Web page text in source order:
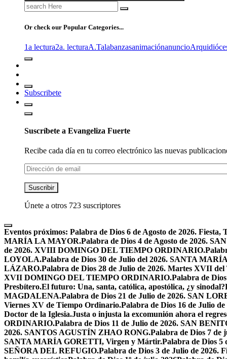
Search
for:
Or check our Popular Categories...
1a lectura2a. lecturaA.Talabanzasanimaciónanuncio
Subscribete
Suscríbete a Evangeliza Fuerte
Recibe cada día en tu correo electrónico las nuevas
Dirección
de
email
Suscribir
Únete a otros 723 suscriptores
Eventos próximos: Palabra de Dios 6 de Agosto de 2026.
MARÍA LA MAYOR.Palabra de Dios 4 de Agosto de 2026.
de 2026. XVIII DOMINGO DEL TIEMPO ORDINARIO.
LOYOLA.Palabra de Dios 30 de Julio del 2026. SANTA
LÁZARO.Palabra de Dios 28 de Julio de 2026. Martes XVII
XVII DOMINGO DEL TIEMPO ORDINARIO.Palabra de
Presbítero.El futuro: Una, santa, católica, apostólica, ¿y sinodal?
MAGDALENA.Palabra de Dios 21 de Julio de 2026. SAN
Viernes XV de Tiempo Ordinario.Palabra de Dios 16 de Julio
Doctor de la Iglesia.Justa o injusta la excomunión ahora el
ORDINARIO.Palabra de Dios 11 de Julio de 2026. SAN
2026. SANTOS AGUSTÍN ZHAO RONG.Palabra de Dios 7 de
SANTA MARÍA GORETTI, Virgen y Mártir.Palabra de Dios
SEÑORA DEL REFUGIO.Palabra de Dios 3 de Julio de 2026.